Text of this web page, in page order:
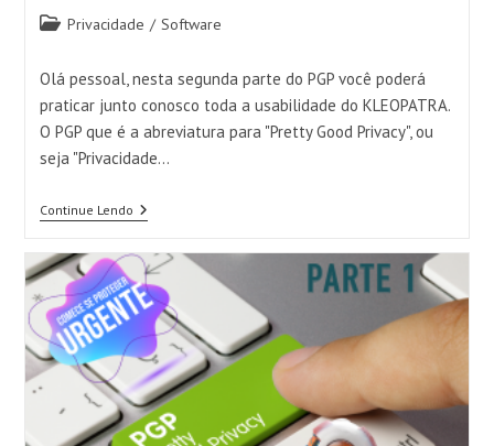
Categoria
post:
Privacidade / Software
Olá pessoal, nesta segunda parte do PGP você poderá
praticar junto conosco toda a usabilidade do KLEOPATRA.
O PGP que é a abreviatura para "Pretty Good Privacy", ou
seja "Privacidade…
Continue LendoUsando
O
No
Windows
E
No
Linux
Ubuntu
Parte
2